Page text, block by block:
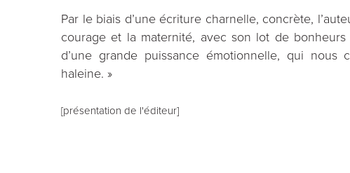
Par le biais d’une écriture charnelle, concrète,
courage et la maternité, avec son lot de
d’une grande puissance émotionnelle, qui
haleine. »
[présentation de l'éditeur]